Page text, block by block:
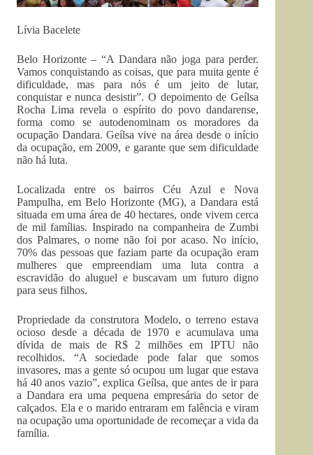
Lívia Bacelete
Belo Horizonte – “A Dandara não joga para perder.
Vamos conquistando as coisas, que para muita gente é
dificuldade, mas para nós é um jeito de lutar,
conquistar e nunca desistir”. O depoimento de Geílsa
Rocha Lima revela o espírito do povo dandarense,
forma como se autodenominam os moradores da
ocupação Dandara. Geílsa vive na área desde o início
da ocupação, em 2009, e garante que sem dificuldade
não há luta.
Localizada entre os bairros Céu Azul e Nova
Pampulha, em Belo Horizonte (MG), a Dandara está
situada em uma área de 40 hectares, onde vivem cerca
de mil famílias. Inspirado na companheira de Zumbi
dos Palmares, o nome não foi por acaso. No início,
70% das pessoas que faziam parte da ocupação eram
mulheres que empreendiam uma luta contra a
escravidão do aluguel e buscavam um futuro digno
para seus filhos.
Propriedade da construtora Modelo, o terreno estava
ocioso desde a década de 1970 e acumulava uma
dívida de mais de R$ 2 milhões em IPTU não
recolhidos. “A sociedade pode falar que somos
invasores, mas a gente só ocupou um lugar que estava
há 40 anos vazio”, explica Geílsa, que antes de ir para
a Dandara era uma pequena empresária do setor de
calçados. Ela e o marido entraram em falência e viram
na ocupação uma oportunidade de recomeçar a vida da
família.